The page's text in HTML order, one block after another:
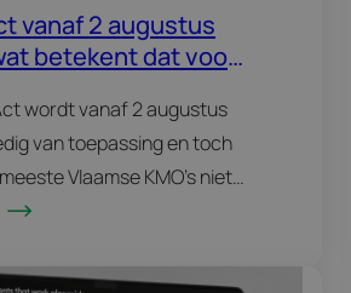
vanaf 2 augustus
betekent dat voor
wordt vanaf 2 augustus
van toepassing en toch
Vlaamse KMO’s niet
voor hen betekent.
of…